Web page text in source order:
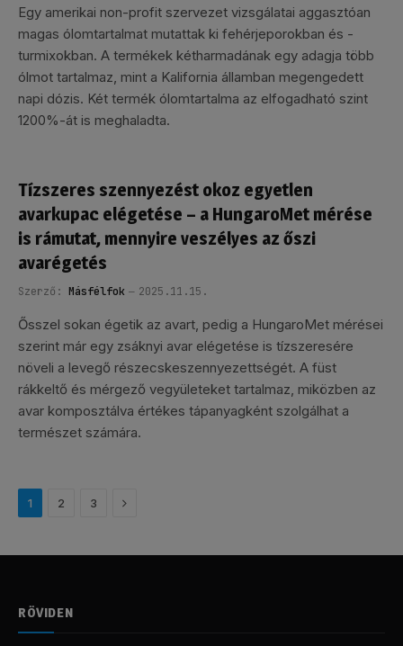
Egy amerikai non-profit szervezet vizsgálatai aggasztóan
magas ólomtartalmat mutattak ki fehérjeporokban és -
turmixokban. A termékek kétharmadának egy adagja több
ólmot tartalmaz, mint a Kalifornia államban megengedett
napi dózis. Két termék ólomtartalma az elfogadható szint
1200%-át is meghaladta.
Tízszeres szennyezést okoz egyetlen
avarkupac elégetése – a HungaroMet mérése
is rámutat, mennyire veszélyes az őszi
avarégetés
Szerző: Másfélfok 2025.11.15.
Ősszel sokan égetik az avart, pedig a HungaroMet mérései
szerint már egy zsáknyi avar elégetése is tízszeresére
növeli a levegő részecskeszennyezettségét. A füst
rákkeltő és mérgező vegyületeket tartalmaz, miközben az
avar komposztálva értékes tápanyagként szolgálhat a
természet számára.
1 2 3 Következő
RÖVIDEN